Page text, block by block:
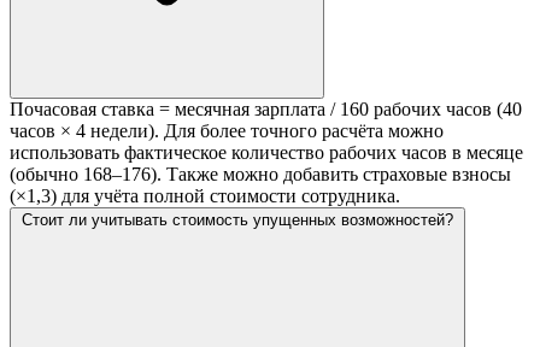
Почасовая ставка = месячная зарплата / 160 рабочих часов (40
часов × 4 недели). Для более точного расчёта можно
использовать фактическое количество рабочих часов в месяце
(обычно 168–176). Также можно добавить страховые взносы
(×1,3) для учёта полной стоимости сотрудника.
Стоит ли учитывать стоимость упущенных возможностей?